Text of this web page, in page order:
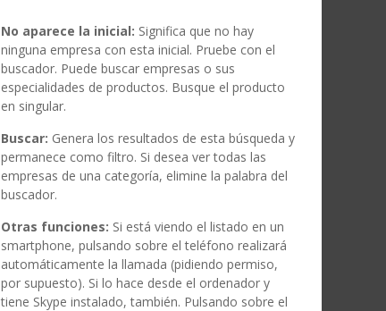
No aparece la inicial: Significa que no hay
ninguna empresa con esta inicial. Pruebe con el
buscador. Puede buscar empresas o sus
especialidades de productos. Busque el producto
en singular.
Buscar: Genera los resultados de esta búsqueda y
permanece como filtro. Si desea ver todas las
empresas de una categoría, elimine la palabra del
buscador.
Otras funciones: Si está viendo el listado en un
smartphone, pulsando sobre el teléfono realizará
automáticamente la llamada (pidiendo permiso,
por supuesto). Si lo hace desde el ordenador y
tiene Skype instalado, también. Pulsando sobre el